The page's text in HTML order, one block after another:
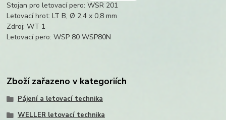
Stojan pro letovací pero: WSR 201
Letovací hrot: LT B, Ø 2,4 x 0,8 mm
Zdroj: WT 1
Letovací pero: WSP 80 WSP80N
Zboží zařazeno v kategoriích
Pájení a letovací technika
WELLER letovací technika